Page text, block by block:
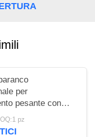
per
pesante con
10-200KN in
pz